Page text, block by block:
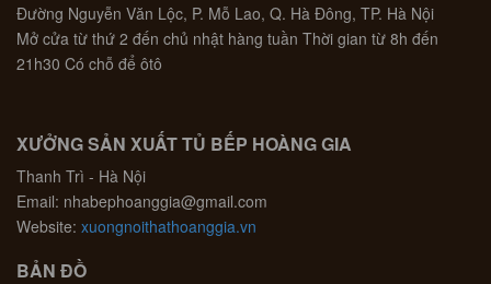
Đường Nguyễn Văn Lộc, P. Mỗ Lao, Q. Hà Đông, TP. Hà Nội
Mở cửa từ thứ 2 đến chủ nhật hàng tuần Thời gian từ 8h đến
21h30 Có chỗ để ôtô
XƯỞNG SẢN XUẤT TỦ BẾP HOÀNG GIA
Thanh Trì - Hà Nội
Email: nhabephoanggia@gmail.com
Website: xuongnoithathoanggia.vn
BẢN ĐỒ